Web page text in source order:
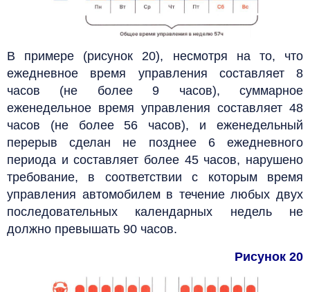
В примере (рисунок 20), несмотря на то, что
ежедневное время управления составляет 8
часов (не более 9 часов), суммарное
еженедельное время управления составляет 48
часов (не более 56 часов), и еженедельный
перерыв сделан не позднее 6 ежедневного
периода и составляет более 45 часов, нарушено
требование, в соответствии с которым время
управления автомобилем в течение любых двух
последовательных календарных недель не
должно превышать 90 часов.
Рисунок 20